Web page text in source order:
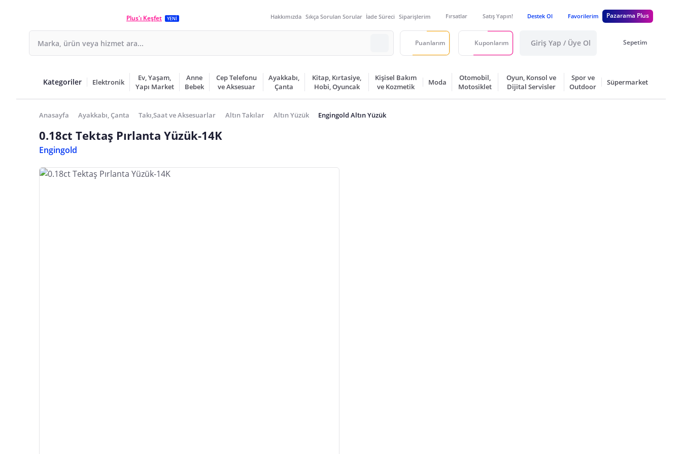
Plus'ı Keşfet YENİ Hakkımızda Sıkça Sorulan Sorular İade Süreci Siparişlerim Fırsatlar Satış Yapın! Destek Ol Favorilerim Pazarama Plus
Puanlarım Kuponlarım Giriş Yap / Üye Ol Sepetim
Kategoriler Elektronik
Ev, Yaşam,
Yapı Market
Anne
Bebek
Cep Telefonu
ve Aksesuar
Ayakkabı,
Çanta
Kitap, Kırtasiye,
Hobi, Oyuncak
Kişisel Bakım
ve Kozmetik
Moda
Otomobil,
Motosiklet
Oyun, Konsol ve
Dijital Servisler
Spor ve
Outdoor
Süpermarket
Anasayfa Ayakkabı, Çanta Takı,Saat ve Aksesuarlar Altın Takılar Altın Yüzük Engingold Altın Yüzük
0.18ct Tektaş Pırlanta Yüzük-14K
Engingold